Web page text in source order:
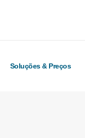
Soluções & Preços